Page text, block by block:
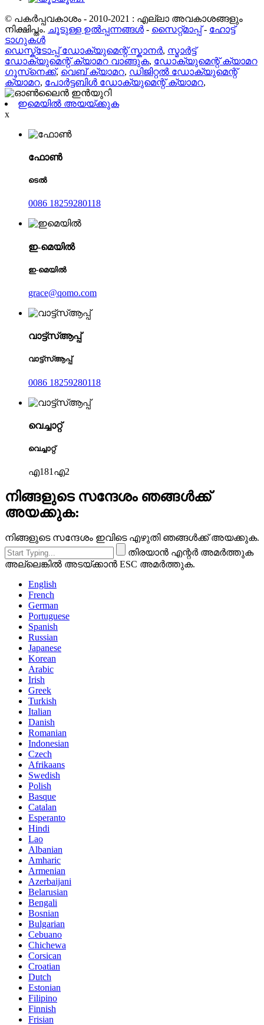
© പകർപ്പവകാശം - 2010-2021 : എല്ലാ അവകാശങ്ങളും
നിക്ഷിപ്തം. ചൂടുള്ള ഉൽപ്പന്നങ്ങൾ - സൈറ്റ്മാപ്പ്- ഹോട്ട്
ടാഗുകൾ
ഡെസ്ക്ടോപ്പ് ഡോക്യുമെന്റ് സ്കാനർ, സ്മാർട്ട്
ഡോക്യുമെന്റ് ക്യാമറ വാങ്ങുക, ഡോക്യുമെന്റ് ക്യാമറ
ഗൂസ്‌നെക്ക്, വെബ് ക്യാമറ, ഡിജിറ്റൽ ഡോക്യുമെന്റ്
ക്യാമറ, പോർട്ടബിൾ ഡോക്യുമെന്റ് ക്യാമറ,
ഇമെയിൽ അയയ്ക്കുക
x
ഫോൺ
ടെൽ
0086 18259280118
ഇ-മെയിൽ
ഇ-മെയിൽ
grace@qomo.com
വാട്ട്‌സ്ആപ്പ്
വാട്ട്‌സ്ആപ്പ്
0086 18259280118
വെച്ചാറ്റ്
വെച്ചാറ്റ്
എ181എ2
നിങ്ങളുടെ സന്ദേശം ഞങ്ങൾക്ക്
അയക്കുക:
നിങ്ങളുടെ സന്ദേശം ഇവിടെ എഴുതി ഞങ്ങൾക്ക് അയക്കുക.
തിരയാൻ എന്റർ അമർത്തുക
അല്ലെങ്കിൽ അടയ്ക്കാൻ ESC അമർത്തുക.
English
French
German
Portuguese
Spanish
Russian
Japanese
Korean
Arabic
Irish
Greek
Turkish
Italian
Danish
Romanian
Indonesian
Czech
Afrikaans
Swedish
Polish
Basque
Catalan
Esperanto
Hindi
Lao
Albanian
Amharic
Armenian
Azerbaijani
Belarusian
Bengali
Bosnian
Bulgarian
Cebuano
Chichewa
Corsican
Croatian
Dutch
Estonian
Filipino
Finnish
Frisian